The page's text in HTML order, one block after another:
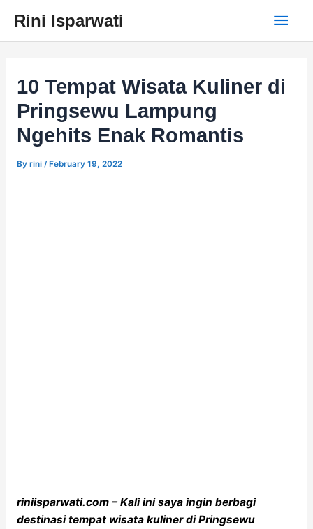
content
Rini Isparwati
Main
10 Tempat Wisata Kuliner di
Pringsewu Lampung
Ngehits Enak Romantis
By rini /February 19, 2022
riniisparwati.com – Kali ini saya ingin berbagi
destinasi tempat wisata kuliner di Pringsewu